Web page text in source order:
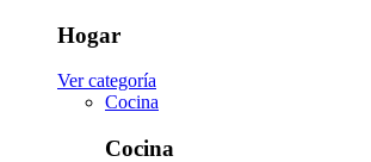
Hogar
Ver categoría
Cocina
Cocina